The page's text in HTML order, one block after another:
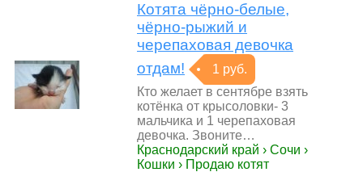
Котята чёрно-белые,
чёрно-рыжий и
черепаховая девочка
отдам!
1 руб.
Кто желает в сентябре взять
котёнка от крысоловки- 3
мальчика и 1 черепаховая
девочка. Звоните…
Краснодарский край › Сочи ›
Кошки › Продаю котят